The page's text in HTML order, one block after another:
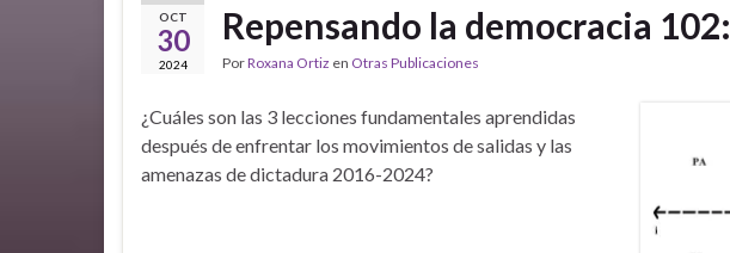
OCT
30
2024
Repensando la democracia 102:
PorRoxana Ortiz en Otras Publicaciones
¿Cuáles son las 3 lecciones fundamentales aprendidas
después de enfrentar los movimientos de salidas y las
amenazas de dictadura 2016-2024?